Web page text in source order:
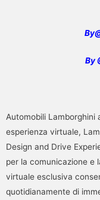
By
Automobili Lamborghini
esperienza virtuale,
Design and Drive
per la comunicazione e
virtuale esclusiva
quotidianamente di